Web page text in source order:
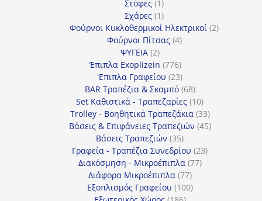
Στόφες 11
προϊόν
Σχάρες 11
προϊόν
Φούρνοι Κυκλοθερμικοί Ηλεκτρικοί 22
Φούρνοι Πίτσας 44
ΨΥΓΕΙΑ 22
προϊόντα
Έπιπλα Exoplizein 776776
προϊόντα
'Επιπλα Γραφείου 2323
προϊόντα
BAR Τραπέζια & Σκαμπό 6868
προϊόντα
Set Καθιστικά - Τραπεζαρίες 1010
προϊόντα
Trolley - Βοηθητικά Τραπεζάκια 3333
προϊόντα
Βάσεις & Επιφάνειες Τραπεζιών 4545
Βάσεις Τραπεζιών 3535
προϊόντα
Γραφεία - Τραπέζια Συνεδρίου 2323
Διακόσμηση - Μικροέπιπλα 7777
Διάφορα Μικροέπιπλα 7777
προϊόντα
Εξοπλισμός Γραφείου 100100